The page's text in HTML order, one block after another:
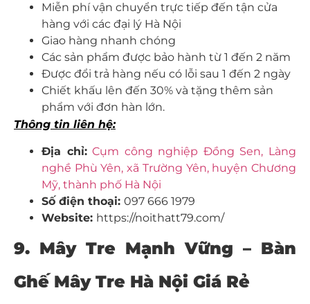
Miễn phí vận chuyển trực tiếp đến tận cửa
hàng với các đại lý Hà Nội
Giao hàng nhanh chóng
Các sản phẩm được bảo hành từ 1 đến 2 năm
Được đổi trả hàng nếu có lỗi sau 1 đến 2 ngày
Chiết khấu lên đến 30% và tặng thêm sản
phẩm với đơn hàn lớn.
Thông tin liên hệ:
Địa chỉ: Cụm công nghiệp Đồng Sen, Làng
nghề Phù Yên, xã Trường Yên, huyện Chương
Mỹ, thành phố Hà Nội
Số điện thoại: 097 666 1979
Website: https://noithatt79.com/
9. Mây Tre Mạnh Vững – Bàn
Ghế Mây Tre Hà Nội Giá Rẻ